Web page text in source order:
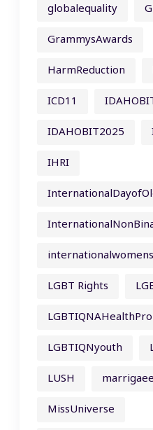
globalequality
GrammysAwards
HarmReduction
ICD11
IDAHOBIT2025
IHRI
LGBT Rights
LGBTIQNyouth
LUSH
MissUniverse